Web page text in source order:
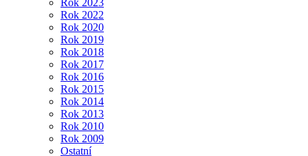
Rok 2023
Rok 2022
Rok 2020
Rok 2019
Rok 2018
Rok 2017
Rok 2016
Rok 2015
Rok 2014
Rok 2013
Rok 2010
Rok 2009
Ostatní